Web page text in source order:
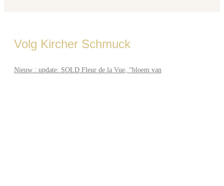
Volg Kircher Schmuck
Nieuw : update: SOLD Fleur de la Vue, “bloem van